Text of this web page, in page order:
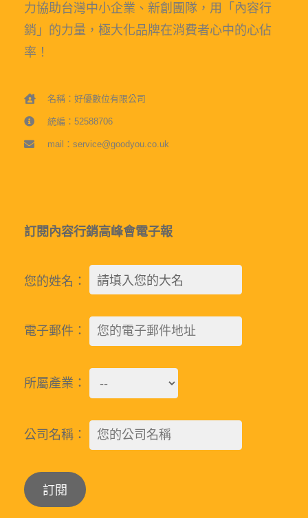
力協助台灣中小企業、新創團隊，用「內容行
銷」的力量，極大化品牌在消費者心中的心佔
率！
名稱：好優數位有限公司
統編：52588706
mail：service@goodyou.co.uk
訂閱內容行銷高峰會電子報
您的姓名：
電子郵件：
所屬產業：
公司名稱：